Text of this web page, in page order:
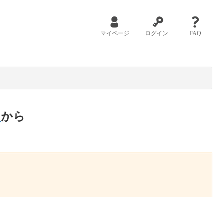
マイページ ログイン FAQ
から